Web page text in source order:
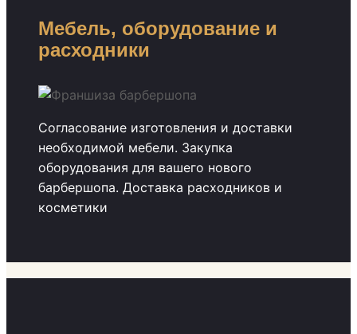
Мебель, оборудование и
расходники
Согласование изготовления и доставки
необходимой мебели. Закупка
оборудования для вашего нового
барбершопа. Доставка расходников и
косметики